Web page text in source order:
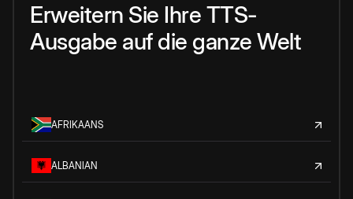
Erweitern Sie Ihre TTS-
Ausgabe auf die ganze Welt
AFRIKAANS
ALBANIAN